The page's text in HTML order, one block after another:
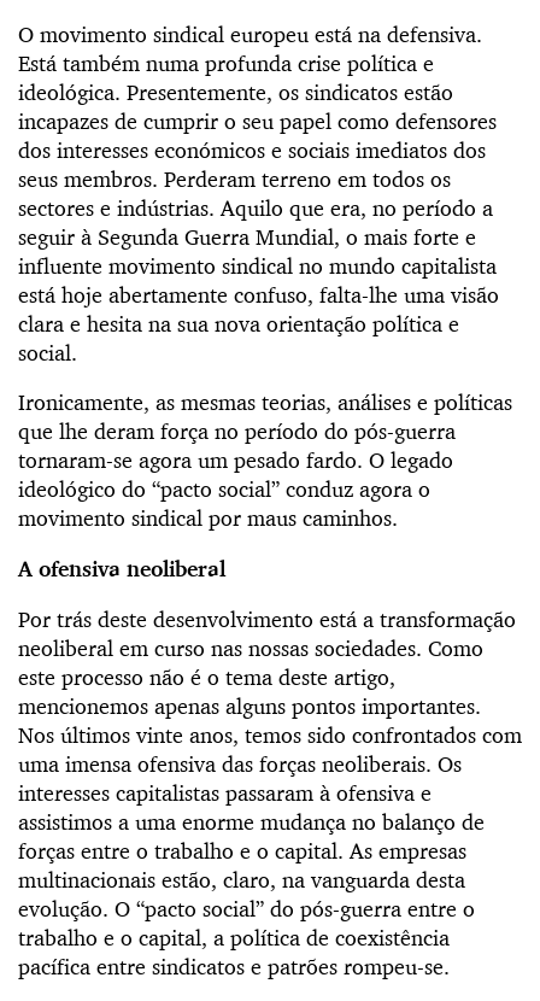
O movimento sindical europeu está na defensiva.
Está também numa profunda crise política e
ideológica. Presentemente, os sindicatos estão
incapazes de cumprir o seu papel como defensores
dos interesses económicos e sociais imediatos dos
seus membros. Perderam terreno em todos os
sectores e indústrias. Aquilo que era, no período a
seguir à Segunda Guerra Mundial, o mais forte e
influente movimento sindical no mundo capitalista
está hoje abertamente confuso, falta-lhe uma visão
clara e hesita na sua nova orientação política e
social.
Ironicamente, as mesmas teorias, análises e políticas
que lhe deram força no período do pós-guerra
tornaram-se agora um pesado fardo. O legado
ideológico do “pacto social” conduz agora o
movimento sindical por maus caminhos.
A ofensiva neoliberal
Por trás deste desenvolvimento está a transformação
neoliberal em curso nas nossas sociedades. Como
este processo não é o tema deste artigo,
mencionemos apenas alguns pontos importantes.
Nos últimos vinte anos, temos sido confrontados com
uma imensa ofensiva das forças neoliberais. Os
interesses capitalistas passaram à ofensiva e
assistimos a uma enorme mudança no balanço de
forças entre o trabalho e o capital. As empresas
multinacionais estão, claro, na vanguarda desta
evolução. O “pacto social” do pós-guerra entre o
trabalho e o capital, a política de coexistência
pacífica entre sindicatos e patrões rompeu-se.